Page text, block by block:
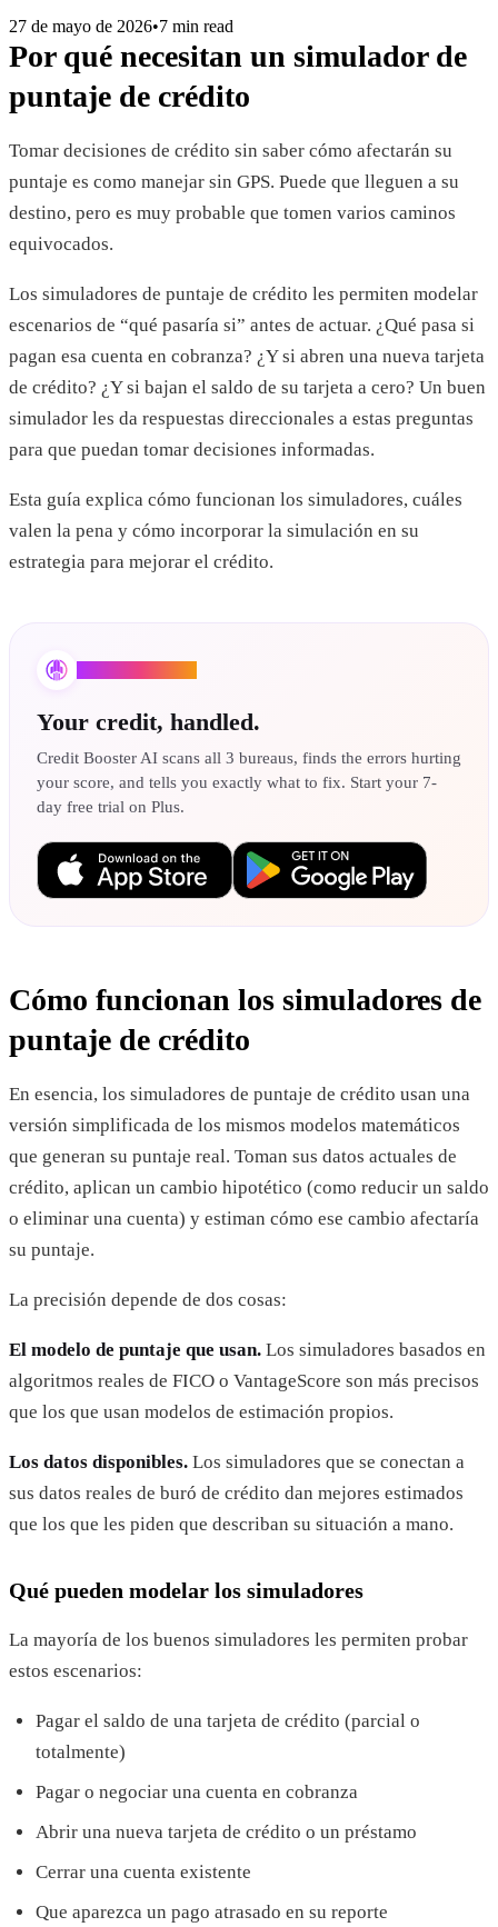
27 de mayo de 2026•7 min read
Por qué necesitan un simulador de
puntaje de crédito
Tomar decisiones de crédito sin saber cómo afectarán su
puntaje es como manejar sin GPS. Puede que lleguen a su
destino, pero es muy probable que tomen varios caminos
equivocados.
Los simuladores de puntaje de crédito les permiten modelar
escenarios de “qué pasaría si” antes de actuar. ¿Qué pasa si
pagan esa cuenta en cobranza? ¿Y si abren una nueva tarjeta
de crédito? ¿Y si bajan el saldo de su tarjeta a cero? Un buen
simulador les da respuestas direccionales a estas preguntas
para que puedan tomar decisiones informadas.
Esta guía explica cómo funcionan los simuladores, cuáles
valen la pena y cómo incorporar la simulación en su
estrategia para mejorar el crédito.
Your credit, handled.
Credit Booster AI scans all 3 bureaus, finds the errors hurting
your score, and tells you exactly what to fix. Start your 7-
day free trial on Plus.
Cómo funcionan los simuladores de
puntaje de crédito
En esencia, los simuladores de puntaje de crédito usan una
versión simplificada de los mismos modelos matemáticos
que generan su puntaje real. Toman sus datos actuales de
crédito, aplican un cambio hipotético (como reducir un saldo
o eliminar una cuenta) y estiman cómo ese cambio afectaría
su puntaje.
La precisión depende de dos cosas:
El modelo de puntaje que usan. Los simuladores basados en
algoritmos reales de FICO o VantageScore son más precisos
que los que usan modelos de estimación propios.
Los datos disponibles. Los simuladores que se conectan a
sus datos reales de buró de crédito dan mejores estimados
que los que les piden que describan su situación a mano.
Qué pueden modelar los simuladores
La mayoría de los buenos simuladores les permiten probar
estos escenarios:
Pagar el saldo de una tarjeta de crédito (parcial o
totalmente)
Pagar o negociar una cuenta en cobranza
Abrir una nueva tarjeta de crédito o un préstamo
Cerrar una cuenta existente
Que aparezca un pago atrasado en su reporte